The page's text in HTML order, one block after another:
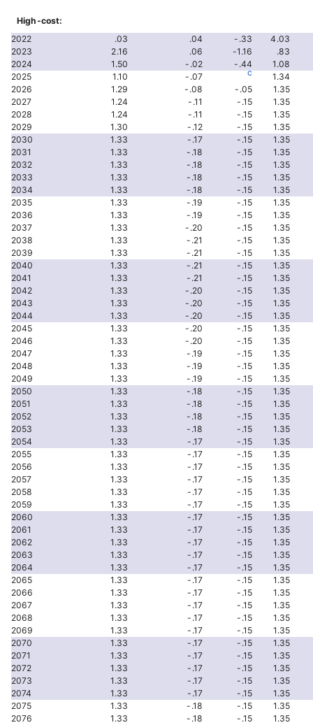
High-cost:
2022
.03 .04 -.33
4.03
2023
2.16 .06 -1.16
.83
2024
1.50 -.02 -.44
1.08
2025
1.10 -.07 c
1.34
2026
1.29 -.08 -.05
1.35
2027
1.24 -.11 -.15
1.35
2028
1.24 -.11 -.15
1.35
2029
1.30 -.12 -.15
1.35
2030
1.33 -.17 -.15
1.35
2031
1.33 -.18 -.15
1.35
2032
1.33 -.18 -.15
1.35
2033
1.33 -.18 -.15
1.35
2034
1.33 -.18 -.15
1.35
2035
1.33 -.19 -.15
1.35
2036
1.33 -.19 -.15
1.35
2037
1.33 -.20 -.15
1.35
2038
1.33 -.21 -.15
1.35
2039
1.33 -.21 -.15
1.35
2040
1.33 -.21 -.15
1.35
2041
1.33 -.21 -.15
1.35
2042
1.33 -.20 -.15
1.35
2043
1.33 -.20 -.15
1.35
2044
1.33 -.20 -.15
1.35
2045
1.33 -.20 -.15
1.35
2046
1.33 -.20 -.15
1.35
2047
1.33 -.19 -.15
1.35
2048
1.33 -.19 -.15
1.35
2049
1.33 -.19 -.15
1.35
2050
1.33 -.18 -.15
1.35
2051
1.33 -.18 -.15
1.35
2052
1.33 -.18 -.15
1.35
2053
1.33 -.18 -.15
1.35
2054
1.33 -.17 -.15
1.35
2055
1.33 -.17 -.15
1.35
2056
1.33 -.17 -.15
1.35
2057
1.33 -.17 -.15
1.35
2058
1.33 -.17 -.15
1.35
2059
1.33 -.17 -.15
1.35
2060
1.33 -.17 -.15
1.35
2061
1.33 -.17 -.15
1.35
2062
1.33 -.17 -.15
1.35
2063
1.33 -.17 -.15
1.35
2064
1.33 -.17 -.15
1.35
2065
1.33 -.17 -.15
1.35
2066
1.33 -.17 -.15
1.35
2067
1.33 -.17 -.15
1.35
2068
1.33 -.17 -.15
1.35
2069
1.33 -.17 -.15
1.35
2070
1.33 -.17 -.15
1.35
2071
1.33 -.17 -.15
1.35
2072
1.33 -.17 -.15
1.35
2073
1.33 -.17 -.15
1.35
2074
1.33 -.17 -.15
1.35
2075
1.33 -.18 -.15
1.35
2076
1.33 -.18 -.15
1.35